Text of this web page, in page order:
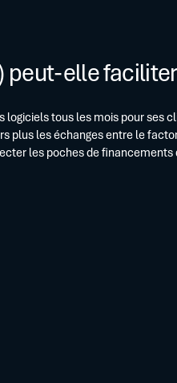
elle
tous les mois pour ses
les échanges entre le
les poches de financements